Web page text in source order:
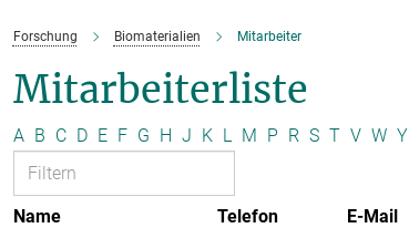
Forschung Biomaterialien Mitarbeiter
Mitarbeiterliste
A B C D E F G H J K L M P R S T V W Y
Name Telefon E-Mail